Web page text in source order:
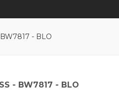
- BLO
- BW7817 - BLO